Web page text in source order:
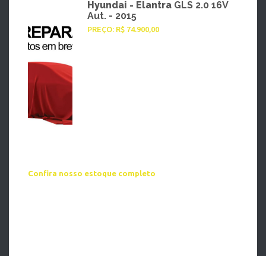
Hyundai - Elantra GLS 2.0 16V
Aut. - 2015
PREÇO: R$ 74.900,00
Confira nosso estoque completo